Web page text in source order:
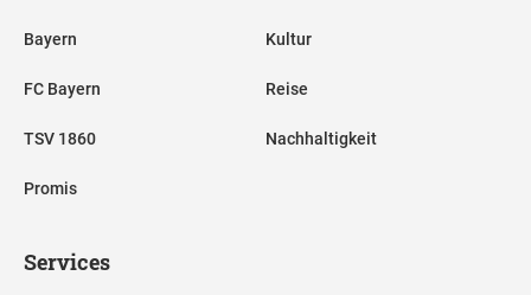
Bayern
FC Bayern
TSV 1860
Promis
Kultur
Reise
Nachhaltigkeit
Services